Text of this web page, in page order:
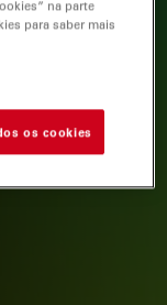
na parte
para saber mais
os cookies